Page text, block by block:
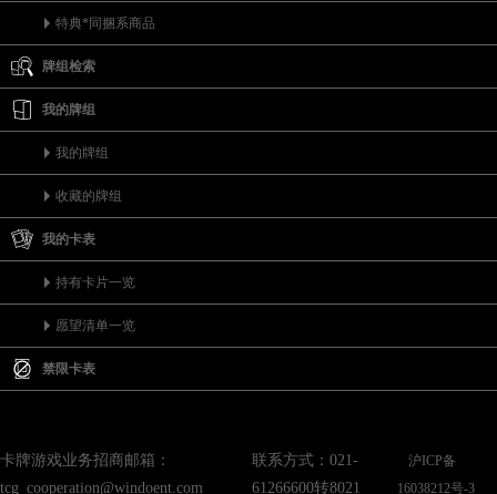
特典*同捆系商品
牌组检索
我的牌组
我的牌组
收藏的牌组
我的卡表
持有卡片一览
愿望清单一览
禁限卡表
卡牌游戏业务招商邮箱：
tcg_cooperation@windoent.com
联系方式：021-
61266600转8021
沪ICP备
16038212号-3